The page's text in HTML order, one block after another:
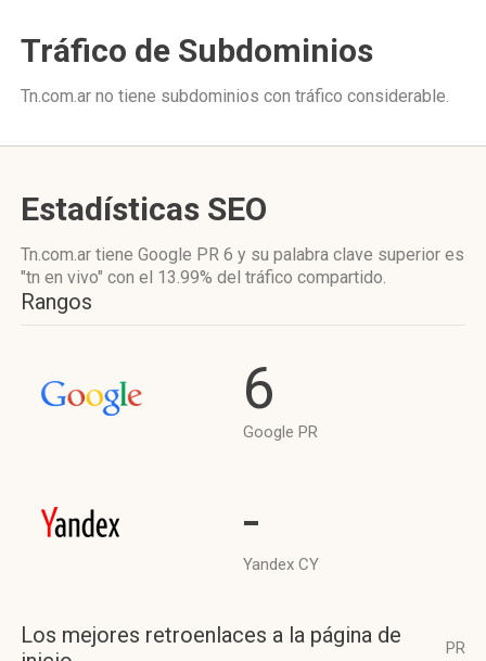
Tráfico de Subdominios
Tn.com.ar no tiene subdominios con tráfico considerable.
Estadísticas SEO
Tn.com.ar tiene Google PR 6 y su palabra clave superior es
"tn en vivo" con el 13.99% del tráfico compartido.
Rangos
6
Google PR
-
Yandex CY
Los mejores retroenlaces a la página de
PR